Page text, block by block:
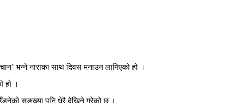
भन्ने नाराका साथ दिवस मनाउन लागिएको हो ।
हो ।
सङ्ख्या पनि धेरै देखिने गरेको छ ।